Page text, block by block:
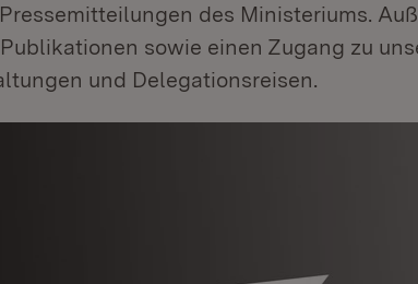
des Ministeriums.
sowie einen Zugang zu
und Delegationsreisen.